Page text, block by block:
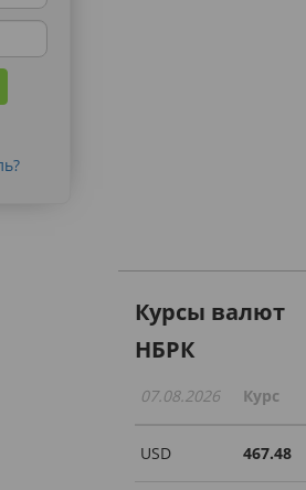
Курсы валют
НБРК
07.08.2026 Курс
USD 467.48